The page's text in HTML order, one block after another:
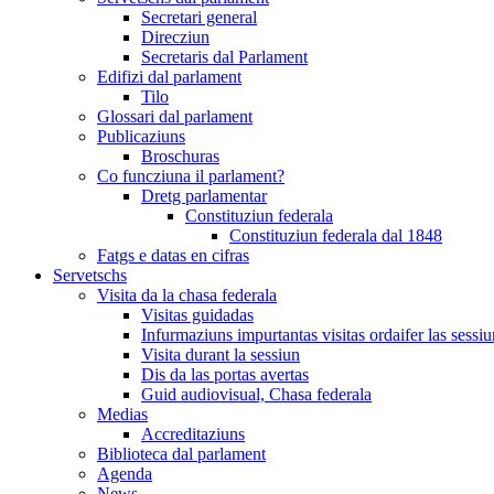
Secretari general
Direcziun
Secretaris dal Parlament
Edifizi dal parlament
Tilo
Glossari dal parlament
Publicaziuns
Broschuras
Co funcziuna il parlament?
Dretg parlamentar
Constituziun federala
Constituziun federala dal 1848
Fatgs e datas en cifras
Servetschs
Visita da la chasa federala
Visitas guidadas
Infurmaziuns impurtantas visitas ordaifer las
Visita durant la sessiun
Dis da las portas avertas
Guid audiovisual, Chasa federala
Medias
Accreditaziuns
Biblioteca dal parlament
Agenda